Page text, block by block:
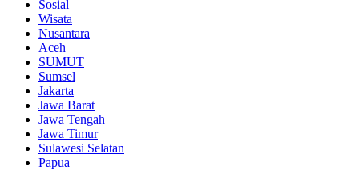
Sosial
Wisata
Nusantara
Aceh
SUMUT
Sumsel
Jakarta
Jawa Barat
Jawa Tengah
Jawa Timur
Sulawesi Selatan
Papua